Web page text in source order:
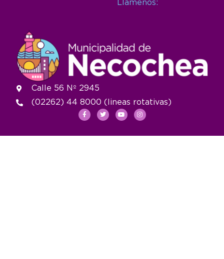
Llámenos:
Calle 56 Nº 2945
(02262) 44 8000 (lineas rotativas)